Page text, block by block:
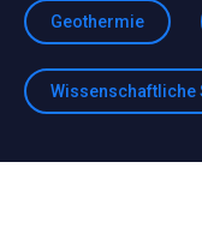
Geothermie
Wissenschaftliche